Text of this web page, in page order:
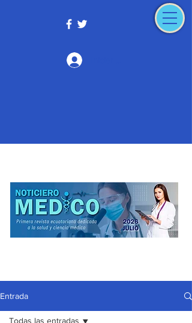
Entrada
Todas las entradas